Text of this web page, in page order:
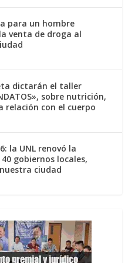
para un hombre
venta de droga al
dictarán el taller
sobre nutrición,
relación con el cuerpo
la UNL renovó la
gobiernos locales,
ciudad